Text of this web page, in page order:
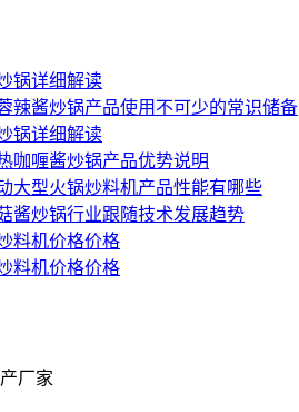
锅详细解读
辣酱炒锅产品使用不可少的常识储备
锅详细解读
咖喱酱炒锅产品优势说明
大型火锅炒料机产品性能有哪些
酱炒锅行业跟随技术发展趋势
料机价格价格
料机价格价格
厂家